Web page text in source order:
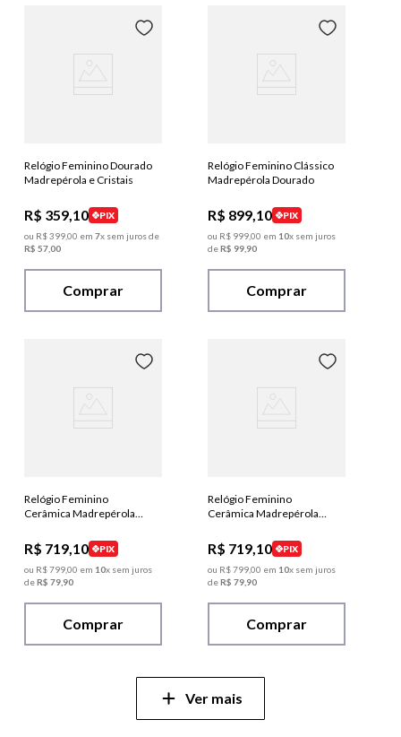
Relógio Feminino Dourado
Madrepérola e Cristais
R$ 359,10
PIX
ou R$39900 em 7x sem juros de
R$ 5700
Comprar
Relógio Feminino Clássico
Madrepérola Dourado
R$ 899,10
PIX
ou R$ 99900 em 10x sem juros
deR$ 99 90
Comprar
Relógio Feminino
Cerâmica Madrepérola
R$ 719,10
PIX
ou R$79900 em 10x sem juros
deR$ 79 90
Comprar
Relógio Feminino
Cerâmica Madrepérola
R$ 719,10
PIX
ou R$79900 em 10x sem juros
deR$ 79 90
Comprar